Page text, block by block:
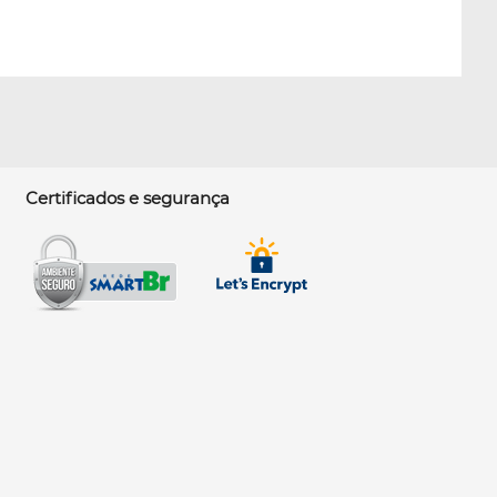
Certificados e segurança